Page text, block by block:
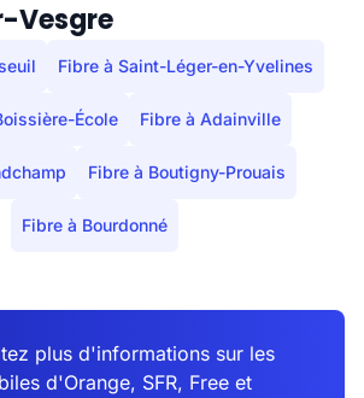
Vesgre
Fibre à Saint-Léger-en-Yvelines
École Fibre à Adainville
Fibre à Boutigny-Prouais
Fibre à Bourdonné
plus d'informations sur les
d'Orange, SFR, Free et